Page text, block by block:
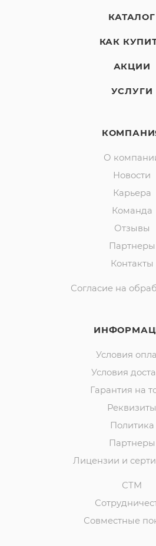
КАТАЛОГ
КАК
АКЦИИ
УСЛУГИ
О
Новости
Карьера
Команда
Отзывы
Партнеры
Контакты
Согласие на
Условия
Условия
Гарантия на
Реквизиты
Политика
Партнеры
Лицензии и
СТМ
Совместные